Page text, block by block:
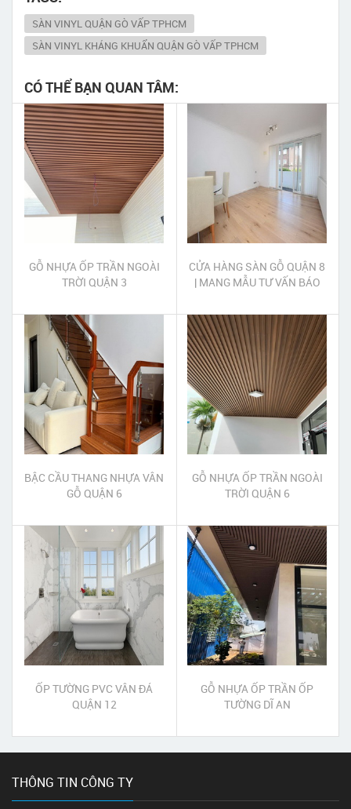
SÀN VINYL QUẬN GÒ VẤP TPHCM
SÀN VINYL KHÁNG KHUẨN QUẬN GÒ VẤP TPHCM
CÓ THỂ BẠN QUAN TÂM:
GỖ NHỰA ỐP TRẦN NGOÀI
TRỜI QUẬN 3
CỬA HÀNG SÀN GỖ QUẬN 8
| MANG MẪU TƯ VẤN BÁO
BẬC CẦU THANG NHỰA VÂN
GỖ QUẬN 6
GỖ NHỰA ỐP TRẦN NGOÀI
TRỜI QUẬN 6
ỐP TƯỜNG PVC VÂN ĐÁ
QUẬN 12
GỖ NHỰA ỐP TRẦN ỐP
TƯỜNG DĨ AN
THÔNG TIN CÔNG TY